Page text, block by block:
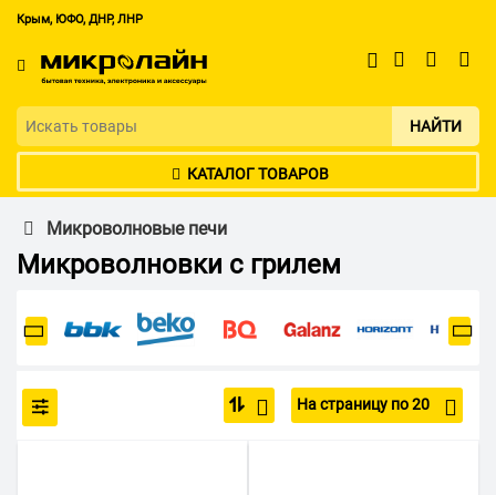
Крым, ЮФО, ДНР, ЛНР
НАЙТИ
КАТАЛОГ ТОВАРОВ
Микроволновые печи
Микроволновки с грилем
На страницу по 20